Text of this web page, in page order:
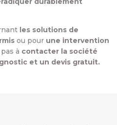
les solutions de
ou pour une intervention
à contacter la société
et un devis gratuit.